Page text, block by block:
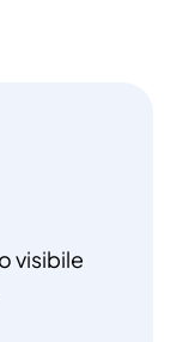
visibile